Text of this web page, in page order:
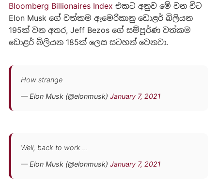
Bloomberg Billionaires Index එකට අනුව මේ වන විට
Elon Musk ගේ වත්කම ඇමෙරිකානු ඩොළර් බිලියන
195ක් වන අතර, Jeff Bezos ගේ සම්පූර්ණ වත්කම
ඩොළර් බිලියන 185ක් ලෙස සටහන් වෙනවා.
How strange
— Elon Musk (@elonmusk) January 7, 2021
Well, back to work …
— Elon Musk (@elonmusk) January 7, 2021